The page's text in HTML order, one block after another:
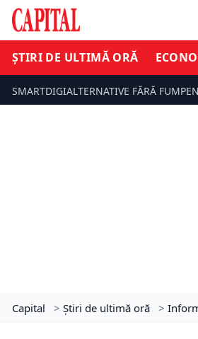
ȘTIRI DE ULTIMĂ ORĂ
SMARTDIGIALTERNATIVE FĂRĂ FUM
Capital > Știri de ultimă oră >